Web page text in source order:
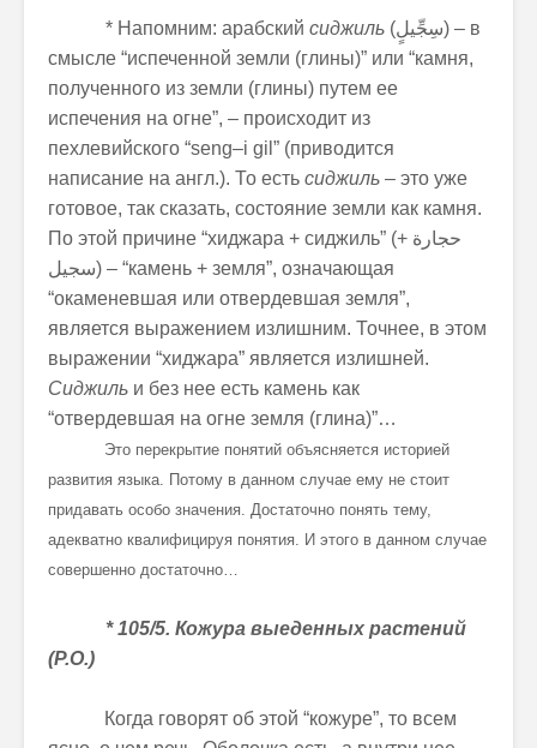
* Напомним: арабский сиджиль (سِجِّيلٍ) – в
смысле “испеченной земли (глины)” или “камня,
полученного из земли (глины) путем ее
испечения на огне”, – происходит из
пехлевийского “seng–i gil ” (приводится
написание на англ.). То есть сиджиль – это уже
готовое, так сказать, состояние земли как камня.
По этой причине “хиджара + сиджиль” (حجارة +
سجيل) – “камень + земля”, означающая
“окаменевшая или отвердевшая земля”,
является выражением излишним. Точнее, в этом
выражении “хиджара” является излишней.
Сиджиль и без нее есть камень как
“отвердевшая на огне земля (глина)”…
Это перекрытие понятий объясняется историей
развития языка. Потому в данном случае ему не стоит
придавать особо значения. Достаточно понять тему,
адекватно квалифицируя понятия. И этого в данном случае
совершенно достаточно…
* 105/5. Кожура выеденных растений
(Р.О.)
Когда говорят об этой “кожуре”, то всем